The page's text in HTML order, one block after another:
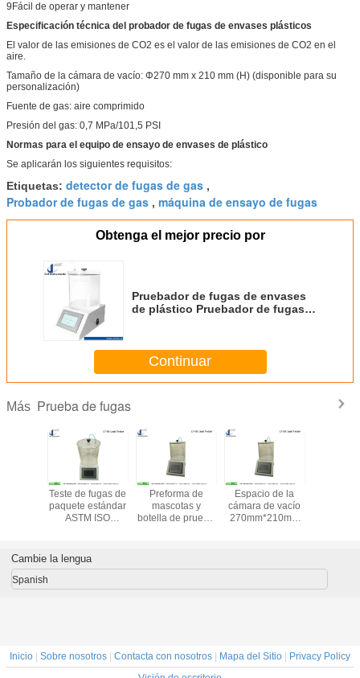
9Fácil de operar y mantener
Especificación técnica del probador de fugas de envases plásticos
El valor de las emisiones de CO2 es el valor de las emisiones de CO2 en el
aire.
Tamaño de la cámara de vacío: Φ270 mm x 210 mm (H) (disponible para su
personalización)
Fuente de gas: aire comprimido
Presión del gas: 0,7 MPa/101,5 PSI
Normas para el equipo de ensayo de envases de plástico
Se aplicarán los siguientes requisitos:
Etiquetas: detector de fugas de gas ,
Probador de fugas de gas , máquina de ensayo de fugas
Obtenga el mejor precio por
Pruebador de fugas de envases
de plástico Pruebador de fugas
Continuar
Más Prueba de fugas
Teste de fugas de
paquete estándar
ASTM ISO
negativas
Máquina de
garantía
Preforma de
mascotas y
botella de prueba
fugas para la
alimentaria y
Espacio de la
cámara de vacío
270mm*210mm
Probador de
por PLC
Cambie la lengua
Spanish
Inicio | Sobre nosotros | Contacta con nosotros | Mapa del Sitio | Privacy Policy